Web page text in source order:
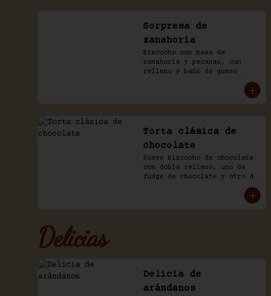
Sorpresa de
zanahoria
Bizcocho con base de
zanahoria y pecanas, con
relleno y baño de queso
Torta clásica de
chocolate
Suave bizcocho de chocolate
con doble relleno, uno de
fudge de chocolate y otro de
manjar blanco. Cubierto en
Delicias
Delicia de
arándanos